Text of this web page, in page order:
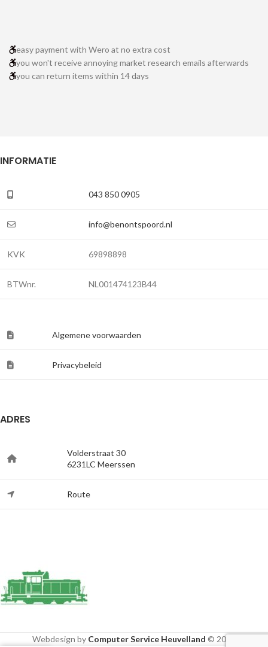
easy payment with Wero at no extra cost
you won't receive annoying market research emails afterwards
you can return items within 14 days
INFORMATIE
043 850 0905
info@benontspoord.nl
KVK 69898898
BTWnr. NL001474123B44
Algemene voorwaarden
Privacybeleid
ADRES
Volderstraat 30
6231LC Meerssen
Route
Webdesign by Computer Service Heuvelland © 2020